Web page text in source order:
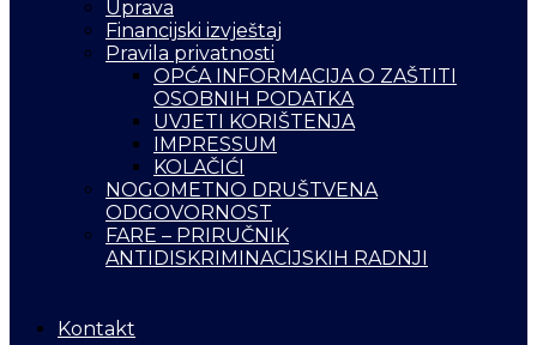
Uprava
Financijski izvještaj
Pravila privatnosti
OPĆA INFORMACIJA O ZAŠTITI
OSOBNIH PODATKA
UVJETI KORIŠTENJA
IMPRESSUM
KOLAČIĆI
NOGOMETNO DRUŠTVENA
ODGOVORNOST
FARE – PRIRUČNIK
ANTIDISKRIMINACIJSKIH RADNJI
Kontakt